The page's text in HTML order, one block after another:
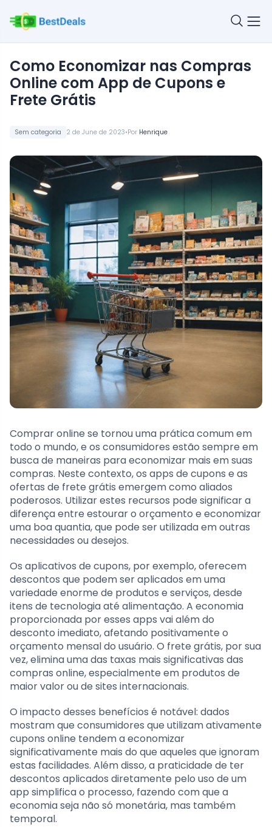
Sem categoria 2 de June de 2023•Por Henrique
Como Economizar nas Compras
Online com App de Cupons e
Frete Grátis
Comprar online se tornou uma prática comum em
todo o mundo, e os consumidores estão sempre em
busca de maneiras para economizar mais em suas
compras. Neste contexto, os apps de cupons e as
ofertas de frete grátis emergem como aliados
poderosos. Utilizar estes recursos pode significar a
diferença entre estourar o orçamento e economizar
uma boa quantia, que pode ser utilizada em outras
necessidades ou desejos.
Os aplicativos de cupons, por exemplo, oferecem
descontos que podem ser aplicados em uma
variedade enorme de produtos e serviços, desde
itens de tecnologia até alimentação. A economia
proporcionada por esses apps vai além do
desconto imediato, afetando positivamente o
orçamento mensal do usuário. O frete grátis, por sua
vez, elimina uma das taxas mais significativas das
compras online, especialmente em produtos de
maior valor ou de sites internacionais.
O impacto desses benefícios é notável: dados
mostram que consumidores que utilizam ativamente
cupons online tendem a economizar
significativamente mais do que aqueles que ignoram
estas facilidades. Além disso, a praticidade de ter
descontos aplicados diretamente pelo uso de um
app simplifica o processo, fazendo com que a
economia seja não só monetária, mas também
temporal.